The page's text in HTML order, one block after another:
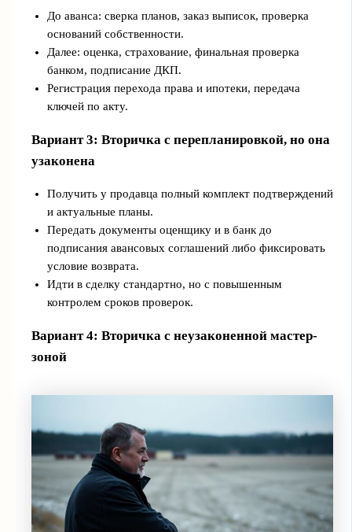
До аванса: сверка планов, заказ выписок, проверка
оснований собственности.
Далее: оценка, страхование, финальная проверка
банком, подписание ДКП.
Регистрация перехода права и ипотеки, передача
ключей по акту.
Вариант 3: Вторичка с перепланировкой, но она
узаконена
Получить у продавца полный комплект подтверждений
и актуальные планы.
Передать документы оценщику и в банк до
подписания авансовых соглашений либо фиксировать
условие возврата.
Идти в сделку стандартно, но с повышенным
контролем сроков проверок.
Вариант 4: Вторичка с неузаконенной мастер-
зоной